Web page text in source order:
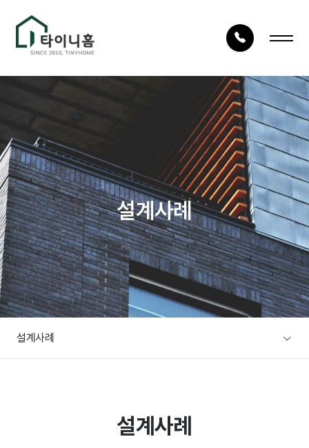
회사안내
회사소개
건축구조
건축절차
자재품질
오시는 길
주택전시장
건축사례
시공사례
타이니TV
상담문의
건축문의
A/S문의
공지사항
설계사례
설계사례
설계사례